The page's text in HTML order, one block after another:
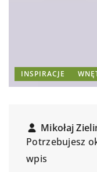
INSPIRACJE
Mikołaj
Potrzebujesz
wpis